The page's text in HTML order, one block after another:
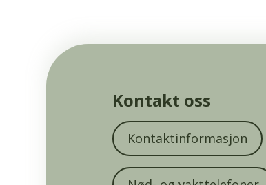
Kontakt oss
Kontaktinformasjon